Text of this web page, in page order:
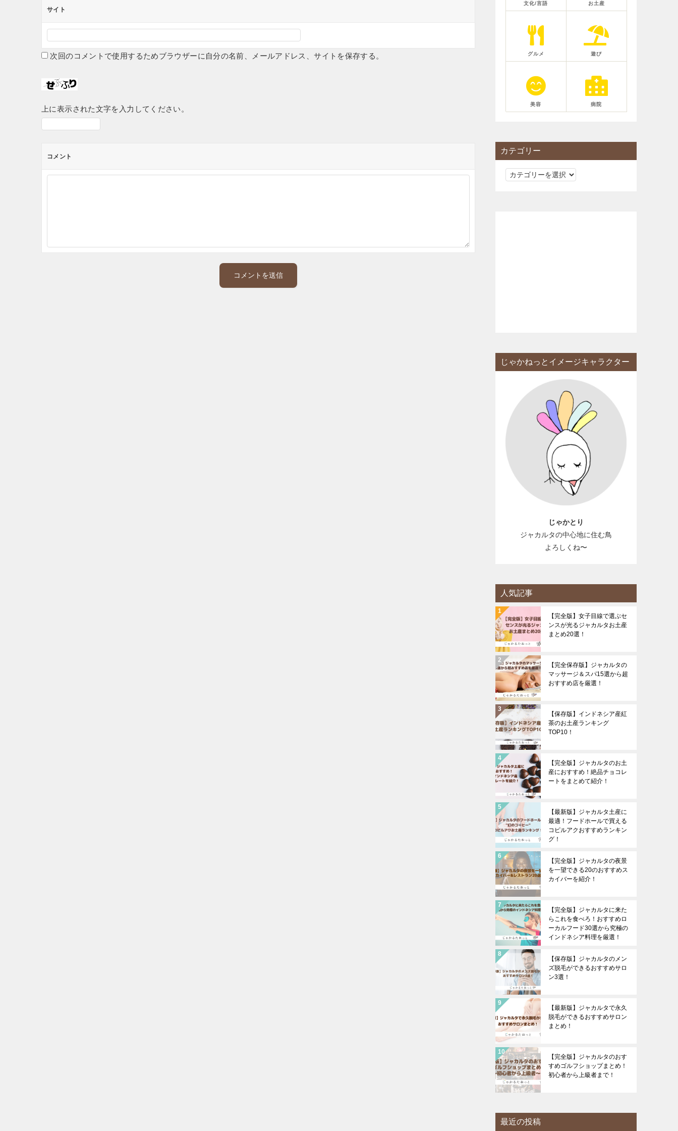
サイト
次回のコメントで使用するためブラウザーに自分の名前、メールアドレス、サイトを保存する。
上に表示された文字を入力してください。
コメント
文化/言語 お土産
グルメ 遊び
美容 病院
カテゴリー
カ
じゃかねっとイメージキャラクター
じゃかとり
ジャカルタの中心地に住む鳥
よろしくね〜
人気記事
【完全版】女子目線で選ぶセ
ンスが光るジャカルタお土産
まとめ20選！
【完全保存版】ジャカルタの
マッサージ＆スパ15選から超
おすすめ店を厳選！
【保存版】インドネシア産紅
茶のお土産ランキング
TOP10！
【完全版】ジャカルタのお土
産におすすめ！絶品チョコレ
ートをまとめて紹介！
【最新版】ジャカルタ土産に
最適！フードホールで買える
コピルアクおすすめランキン
グ！
【完全版】ジャカルタの夜景
を一望できる20のおすすめス
カイバーを紹介！
【完全版】ジャカルタに来た
らこれを食べろ！おすすめロ
ーカルフード30選から究極の
インドネシア料理を厳選！
【保存版】ジャカルタのメン
ズ脱毛ができるおすすめサロ
ン3選！
【最新版】ジャカルタで永久
脱毛ができるおすすめサロン
まとめ！
【完全版】ジャカルタのおす
すめゴルフショップまとめ！
初心者から上級者まで！
最近の投稿